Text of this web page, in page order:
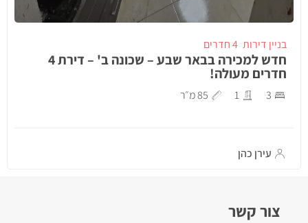
בניין דירות 4 חדרים
חדש למכירה בבאר שבע – שכונה ב' – דירת 4
חדרים מעולה!
3
1 85 מ״ר
עירן כהן
צור קשר